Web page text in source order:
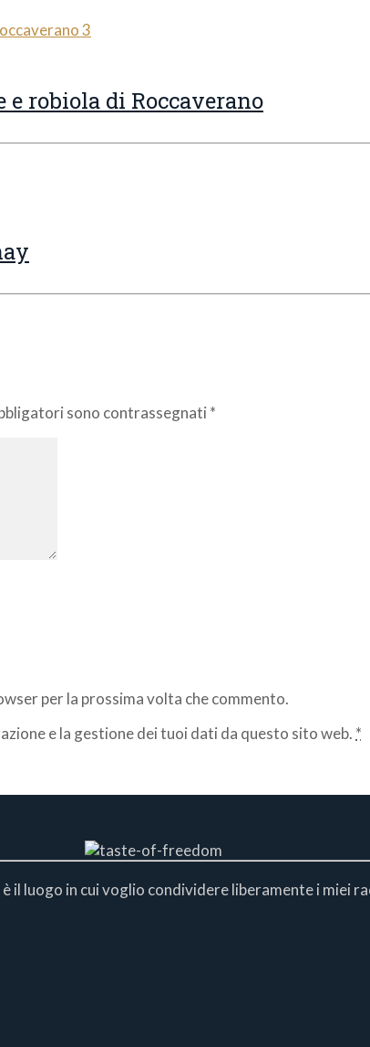
e robiola di Roccaverano
sono contrassegnati *
per la prossima volta che commento.
e la gestione dei tuoi dati da questo sito web. *
il luogo in cui voglio condividere liberamente i miei